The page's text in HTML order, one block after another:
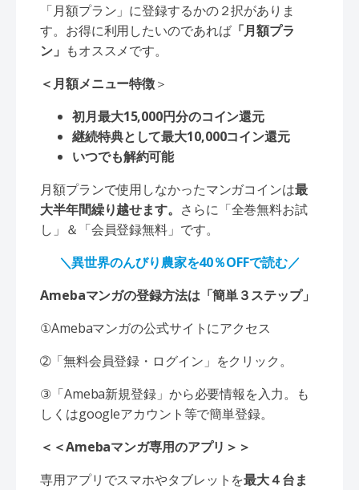
「月額プラン」に登録するかの２択がありま
す。お得に利用したいのであれば「月額プラ
ン」 もオススメです。
＜月額メニュー特徴＞
初月最大15,000円分のコイン還元
継続特典として最大10,000コイン還元
いつでも解約可能
月額プランで使用しなかったマンガコインは最
大半年間繰り越せます。 さらに「全巻無料お試
し」＆「会員登録無料」です。
＼異世界のんびり農家を40％OFFで読む／
Amebaマンガの登録方法は「簡単３ステップ」
①Amebaマンガの公式サイトにアクセス
➁「無料会員登録・ログイン」をクリック。
③「Ameba新規登録」から必要情報を入力。も
しくはgoogleアカウント等で簡単登録。
＜＜Amebaマンガ専用のアプリ＞＞
専用アプリでスマホやタブレットを最大４台ま